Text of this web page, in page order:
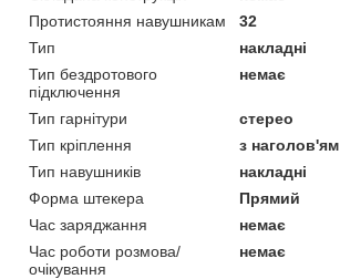
Протистояння навушникам
32
Тип
накладні
Тип бездротового
підключення
немає
Тип гарнітури
стерео
Тип кріплення
з наголов'ям
Тип навушників
накладні
Форма штекера
Прямий
Час заряджання
немає
Час роботи розмова/
очікування
немає